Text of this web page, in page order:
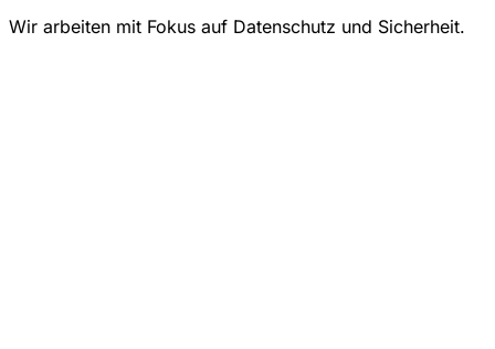
Wir arbeiten mit Fokus auf Datenschutz und Sicherheit.